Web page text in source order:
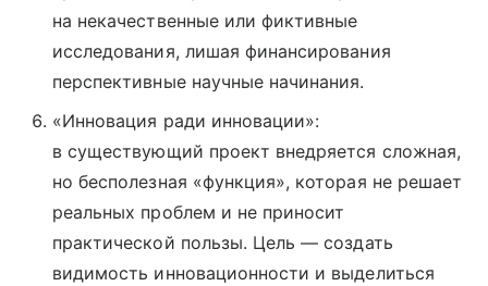
на некачественные или фиктивные
исследования, лишая финансирования
перспективные научные начинания.
«Инновация ради инновации»:
в существующий проект внедряется сложная,
но бесполезная «функция», которая не решает
реальных проблем и не приносит
практической пользы. Цель — создать
видимость инновационности и выделиться